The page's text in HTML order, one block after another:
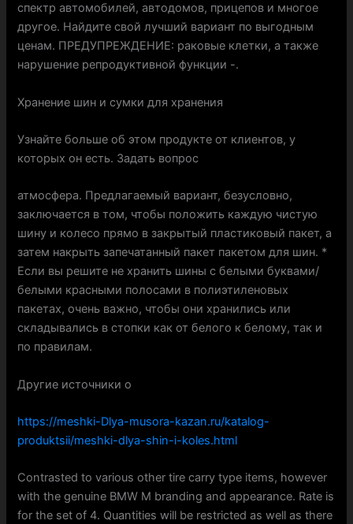
спектр автомобилей, автодомов, прицепов и многое
другое. Найдите свой лучший вариант по выгодным
ценам. ПРЕДУПРЕЖДЕНИЕ: раковые клетки, а также
нарушение репродуктивной функции -.
Хранение шин и сумки для хранения
Узнайте больше об этом продукте от клиентов, у
которых он есть. Задать вопрос
атмосфера. Предлагаемый вариант, безусловно,
заключается в том, чтобы положить каждую чистую
шину и колесо прямо в закрытый пластиковый пакет, а
затем накрыть запечатанный пакет пакетом для шин. *
Если вы решите не хранить шины с белыми буквами/
белыми красными полосами в полиэтиленовых
пакетах, очень важно, чтобы они хранились или
складывались в стопки как от белого к белому, так и
по правилам.
Другие источники о
https://meshki-Dlya-musora-kazan.ru/katalog-
produktsii/meshki-dlya-shin-i-koles.html
Contrasted to various other tire carry type items, however
with the genuine BMW M branding and appearance. Rate is
for the set of 4. Quantities will be restricted as well as there